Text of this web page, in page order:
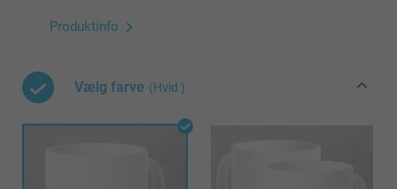
Produktinfo
Vælg farve (Hvid )